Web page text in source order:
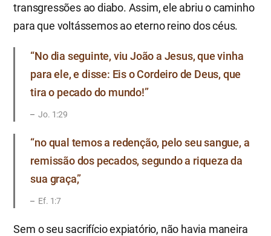
transgressões ao diabo. Assim, ele abriu o caminho
para que voltássemos ao eterno reino dos céus.
“No dia seguinte, viu João a Jesus, que vinha
para ele, e disse: Eis o Cordeiro de Deus, que
tira o pecado do mundo!”
​Jo. 1:29
“no qual temos a redenção, pelo seu sangue, a
remissão dos pecados, segundo a riqueza da
sua graça,”
Ef. 1:7
Sem o seu sacrifício expiatório, não havia maneira